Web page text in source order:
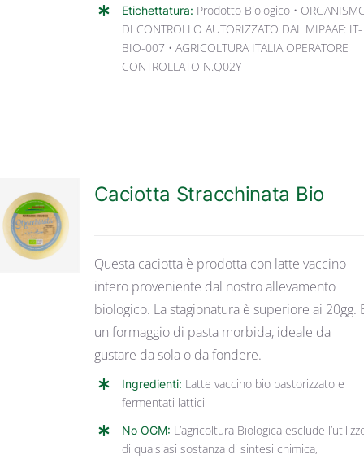
Etichettatura: Prodotto Biologico •
DI CONTROLLO AUTORIZZATO DAL MIPAAF: IT-
BIO-007 • AGRICOLTURA ITALIA OPERATORE
CONTROLLATO N.Q02Y
DETTAGLI
Caciotta Stracchinata Bio
Questa caciotta è prodotta con latte vaccino
intero proveniente dal nostro allevamento
biologico. La stagionatura è superiore ai 20gg.
un formaggio di pasta morbida, ideale da
gustare da sola o da fondere.
Ingredienti: Latte vaccino bio pastorizzato e
fermentati lattici
No OGM: L’agricoltura Biologica esclude
di qualsiasi sostanza di sintesi chimica,